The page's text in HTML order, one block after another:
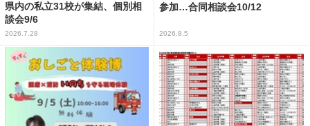
県内の私立31校が集結、個別相
談会9/6
2026.7.28
参加…合同相談会10/12
2026.8.5